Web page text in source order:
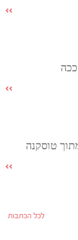
טוסקנה
לכל הכתבות